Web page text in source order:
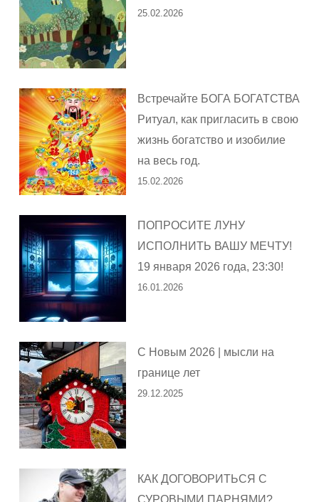
25.02.2026
Встречайте БОГА БОГАТСТВА
Ритуал, как пригласить в свою
жизнь богатство и изобилие
на весь год.
15.02.2026
ПОПРОСИТЕ ЛУНУ
ИСПОЛНИТЬ ВАШУ МЕЧТУ!
19 января 2026 года, 23:30!
16.01.2026
С Новым 2026 | мысли на
границе лет
29.12.2025
КАК ДОГОВОРИТЬСЯ С